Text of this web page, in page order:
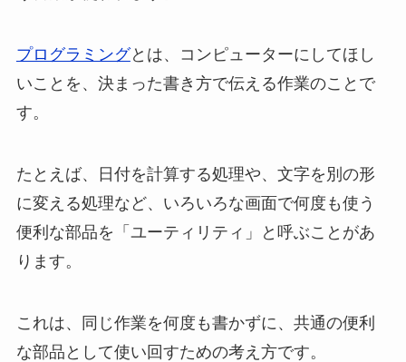
プログラミングとは、コンピューターにしてほし
いことを、決まった書き方で伝える作業のことで
す。
たとえば、日付を計算する処理や、文字を別の形
に変える処理など、いろいろな画面で何度も使う
便利な部品を「ユーティリティ」と呼ぶことがあ
ります。
これは、同じ作業を何度も書かずに、共通の便利
な部品として使い回すための考え方です。